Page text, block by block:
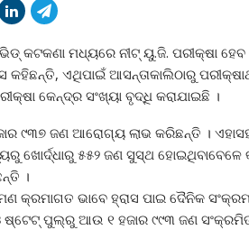
କଟକଣା ମଧ୍ୟରେ ନୀଟ୍‍ ୟୁ.ଜି. ପରୀକ୍ଷା
ଏଥିପାଇଁ ଆସନ୍ତାକାଲିଠାରୁ
କେନ୍ଦ୍ର ସଂଖ୍ୟା ବୃଦ୍ଧି କରାଯାଇଛି ।
୯୩୭ ଜଣ ଆରୋଗ୍ୟ ଲାଭ କରିଛନ୍ତି ।
ଖୋର୍ଦ୍ଧାରୁ ୫୫୨ ଜଣ ସୁସ୍ଥ
।
କ୍ରମାଗତ ଭାବେ ହ୍ରାସ ପାଇ ଦୈନିକ
ପୁଲ୍‍ରୁ ଆଉ ୧ ହଜାର ୯୯୩ ଜଣ